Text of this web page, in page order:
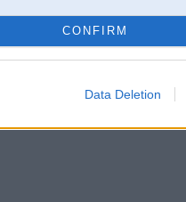
CONFIRM
Data Deletion